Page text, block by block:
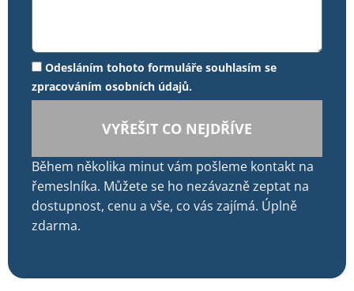
Odesláním tohoto formuláře souhlasím se
zpracováním osobních údajů.
VYŘEŠIT CO NEJDŘÍVE
Během několika minut vám pošleme kontakt na
řemeslníka. Můžete se ho nezávazně zeptat na
dostupnost, cenu a vše, co vás zajímá. Úplně
zdarma.